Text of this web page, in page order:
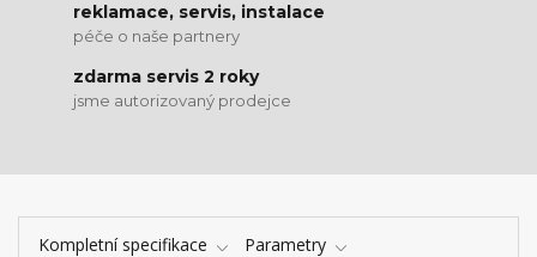
reklamace, servis, instalace
péče o naše partnery
zdarma servis 2 roky
jsme autorizovaný prodejce
Kompletní specifikace Parametry